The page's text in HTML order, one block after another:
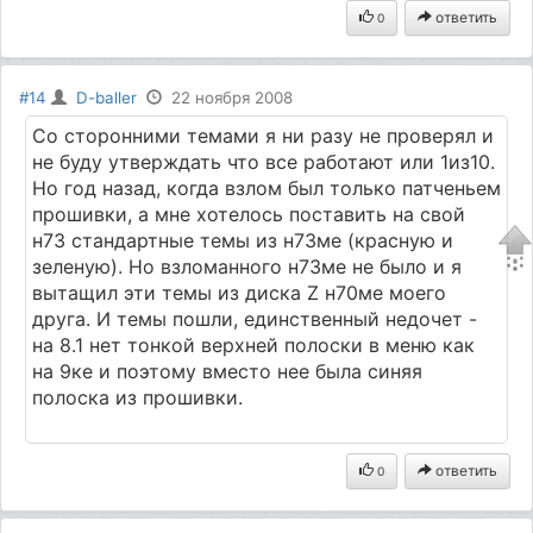
0 ответить
#14 D-baller 22 ноября 2008
Со сторонними темами я ни разу не проверял и
не буду утверждать что все работают или 1из10.
Но год назад, когда взлом был только патченьем
прошивки, а мне хотелось поставить на свой
н73 стандартные темы из н73ме (красную и
зеленую). Но взломанного н73ме не было и я
вытащил эти темы из диска Z н70ме моего
друга. И темы пошли, единственный недочет -
на 8.1 нет тонкой верхней полоски в меню как
на 9ке и поэтому вместо нее была синяя
полоска из прошивки.
0 ответить